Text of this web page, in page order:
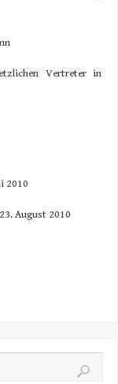
Vertreter in
2010
August 2010